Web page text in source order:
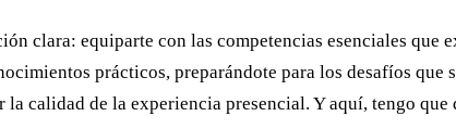
clara: equiparte con las competencias esenciales que
prácticos, preparándote para los desafíos que
calidad de la experiencia presencial. Y aquí, tengo que